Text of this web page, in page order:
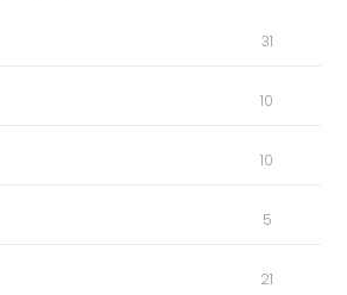
31
10
10
5
21